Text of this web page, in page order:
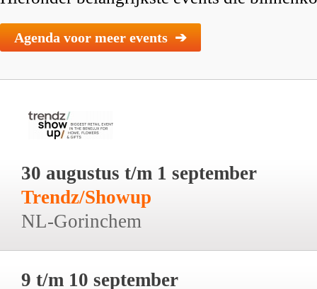
Agenda voor meer events ➔
30 augustus t/m 1 september
Trendz/Showup
NL-Gorinchem
9 t/m 10 september